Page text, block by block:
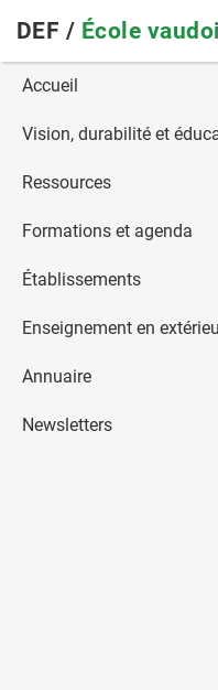
main
navigation
DEF / École
Main
navigation
Accueil
Vision, durabilité et
Ressources
Formations et agenda
Établissements
Enseignement en
Annuaire
Newsletters